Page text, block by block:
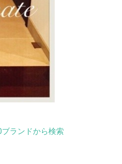
ランドから検索